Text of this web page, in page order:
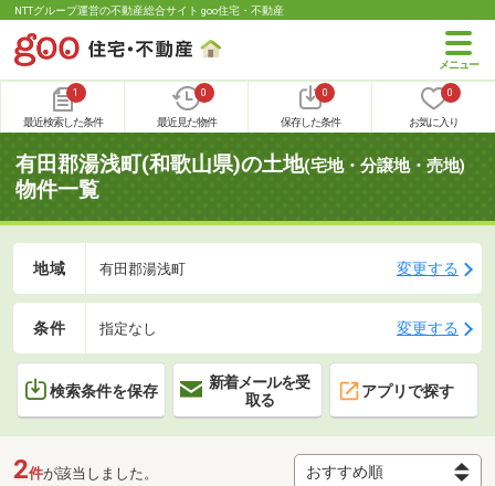
NTTグループ運営の不動産総合サイト goo住宅・不動産
1
最近検索した条件
0
最近見た物件
0
保存した条件
0
お気に入り
有田郡湯浅町(和歌山県)の土地(宅地・分譲地・売地)
物件一覧
地域 有田郡湯浅町 変更する
条件 指定なし 変更する
検索条件を保存
新着メールを受
取る
アプリで探す
2件が該当しました。